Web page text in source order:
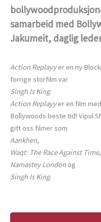
samarbeid med
Jakumeit, daglig
Action Replayyer en ny
forrige storfilm var
Singh Is King.
Action Replayyer en film
Bollywoods beste tid! Vipul
gitt oss filmer som
Aankhen,
Waqt: The Race Against Time,
Namastey London og
Singh Is King.